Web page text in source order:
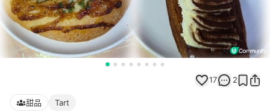
17 2
甜品 Tart